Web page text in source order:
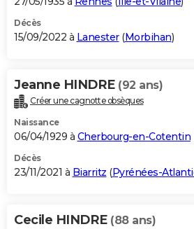
Décès
15/09/2022 à Lanester(Morbihan)
Jeanne HINDRE (92 ans)
Créer une cagnotte obsèques
Naissance
06/04/1929 à Cherbourg-en-Cotentin
Décès
23/11/2021 à Biarritz (Pyrénées-
Cecile HINDRE (88 ans)